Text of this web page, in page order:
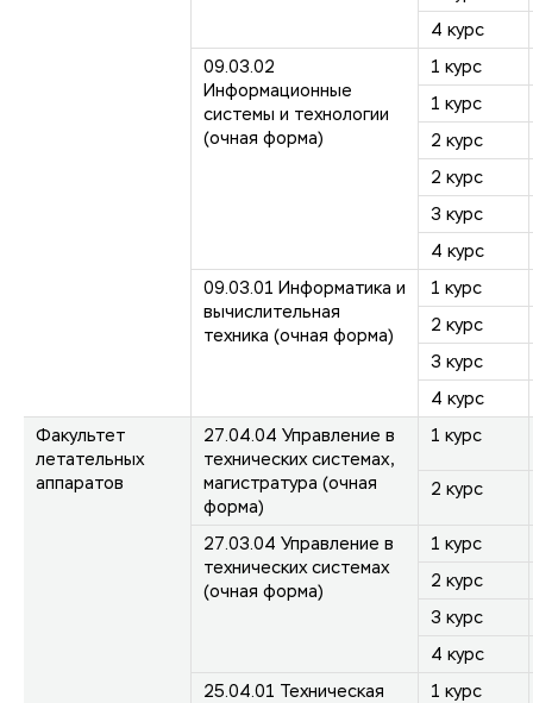
4 курс
09.03.02
Информационные
системы и технологии
(очная форма)
1 курс
1 курс
2 курс
2 курс
3 курс
4 курс
09.03.01 Информатика и
вычислительная
техника (очная форма)
1 курс
2 курс
3 курс
4 курс
Факультет
летательных
аппаратов
27.04.04 Управление в
технических системах,
магистратура (очная
форма)
1 курс
2 курс
27.03.04 Управление в
технических системах
(очная форма)
1 курс
2 курс
3 курс
4 курс
25.04.01 Техническая
1 курс